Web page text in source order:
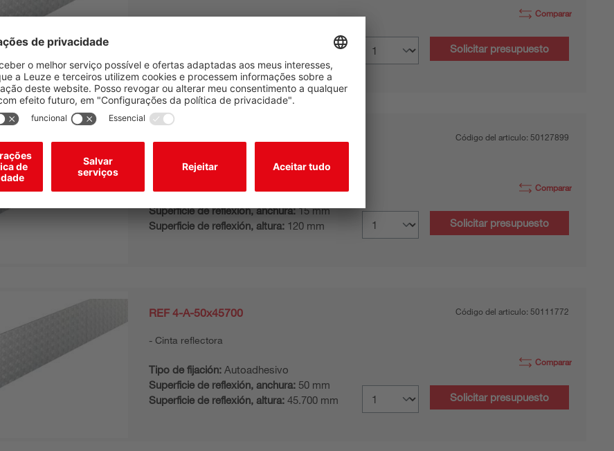
Tipo de fijación:Autoadhesivo
Comparar
Solicitar presupuesto
Cinta reflectora
Tipo de fijación:Autoadhesivo
Superficie de reflexión, anchura:15 mm
Superficie de reflexión, altura: 120 mm
Código del articulo: 50127899
Comparar
Solicitar presupuesto
REF 4-A-50x45700
Cinta reflectora
Tipo de fijación: Autoadhesivo
Superficie de reflexión, anchura: 50 mm
Superficie de reflexión, altura: 45.700 mm
Código del articulo: 50111772
Comparar
Solicitar presupuesto